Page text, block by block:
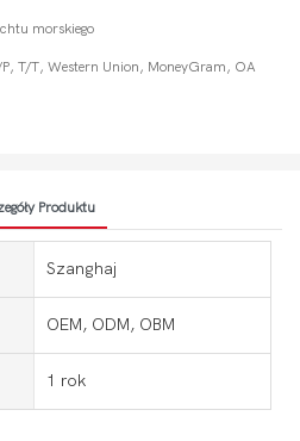
morskiego
T/T, Western Union, MoneyGram, OA
Produktu
Szanghaj
OEM, ODM, OBM
1 rok